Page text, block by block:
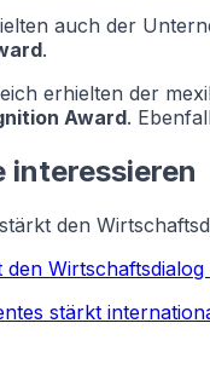
auch der
.
erhielten der
Award.
interessieren
den
den
stärkt